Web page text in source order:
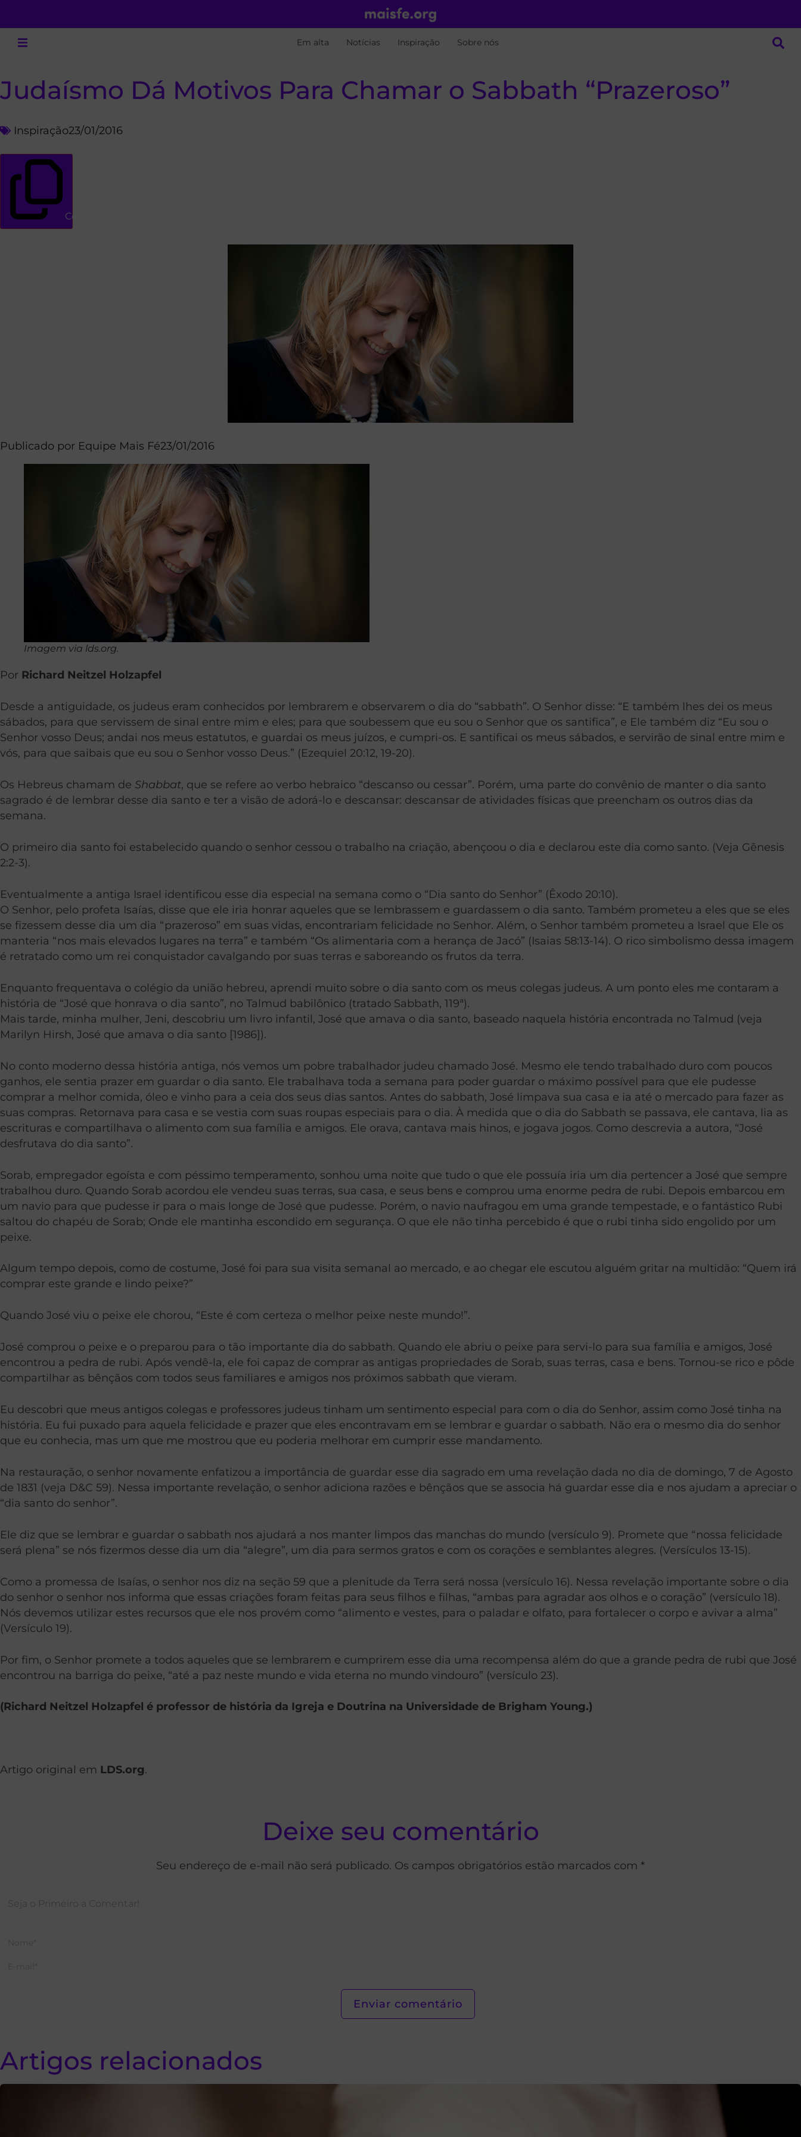
Em alta Notícias Inspiração Sobre nós
Judaísmo Dá Motivos Para Chamar o Sabbath “Prazeroso”
Inspiração23/01/2016
Copiar link
Publicado por Equipe Mais Fé23/01/2016
Imagem via lds.org.
Por Richard Neitzel Holzapfel
Desde a antiguidade, os judeus eram conhecidos por lembrarem e observarem o dia do “sabbath”. O Senhor disse: “E também lhes dei os meus
sábados, para que servissem de sinal entre mim e eles; para que soubessem que eu sou o Senhor que os santifica”, e Ele também diz “Eu sou o
Senhor vosso Deus; andai nos meus estatutos, e guardai os meus juízos, e cumpri-os. E santificai os meus sábados, e servirão de sinal entre mim e
vós, para que saibais que eu sou o Senhor vosso Deus.” (Ezequiel 20:12, 19-20).
Os Hebreus chamam de Shabbat, que se refere ao verbo hebraico “descanso ou cessar”. Porém, uma parte do convênio de manter o dia santo
sagrado é de lembrar desse dia santo e ter a visão de adorá-lo e descansar: descansar de atividades físicas que preencham os outros dias da
semana.
O primeiro dia santo foi estabelecido quando o senhor cessou o trabalho na criação, abençoou o dia e declarou este dia como santo. (Veja Gênesis
2:2-3).
Eventualmente a antiga Israel identificou esse dia especial na semana como o “Dia santo do Senhor” (Êxodo 20:10).
O Senhor, pelo profeta Isaías, disse que ele iria honrar aqueles que se lembrassem e guardassem o dia santo. Também prometeu a eles que se eles
se fizessem desse dia um dia “prazeroso” em suas vidas, encontrariam felicidade no Senhor. Além, o Senhor também prometeu a Israel que Ele os
manteria “nos mais elevados lugares na terra” e também “Os alimentaria com a herança de Jacó” (Isaias 58:13-14). O rico simbolismo dessa imagem
é retratado como um rei conquistador cavalgando por suas terras e saboreando os frutos da terra.
Enquanto frequentava o colégio da união hebreu, aprendi muito sobre o dia santo com os meus colegas judeus. A um ponto eles me contaram a
história de “José que honrava o dia santo”, no Talmud babilônico (tratado Sabbath, 119ª).
Mais tarde, minha mulher, Jeni, descobriu um livro infantil, José que amava o dia santo, baseado naquela história encontrada no Talmud (veja
Marilyn Hirsh, José que amava o dia santo [1986]).
No conto moderno dessa história antiga, nós vemos um pobre trabalhador judeu chamado José. Mesmo ele tendo trabalhado duro com poucos
ganhos, ele sentia prazer em guardar o dia santo. Ele trabalhava toda a semana para poder guardar o máximo possível para que ele pudesse
comprar a melhor comida, óleo e vinho para a ceia dos seus dias santos. Antes do sabbath, José limpava sua casa e ia até o mercado para fazer as
suas compras. Retornava para casa e se vestia com suas roupas especiais para o dia. À medida que o dia do Sabbath se passava, ele cantava, lia as
escrituras e compartilhava o alimento com sua família e amigos. Ele orava, cantava mais hinos, e jogava jogos. Como descrevia a autora, “José
desfrutava do dia santo”.
Sorab, empregador egoísta e com péssimo temperamento, sonhou uma noite que tudo o que ele possuía iria um dia pertencer a José que sempre
trabalhou duro. Quando Sorab acordou ele vendeu suas terras, sua casa, e seus bens e comprou uma enorme pedra de rubi. Depois embarcou em
um navio para que pudesse ir para o mais longe de José que pudesse. Porém, o navio naufragou em uma grande tempestade, e o fantástico Rubi
saltou do chapéu de Sorab; Onde ele mantinha escondido em segurança. O que ele não tinha percebido é que o rubi tinha sido engolido por um
peixe.
Algum tempo depois, como de costume, José foi para sua visita semanal ao mercado, e ao chegar ele escutou alguém gritar na multidão: “Quem irá
comprar este grande e lindo peixe?”
Quando José viu o peixe ele chorou, “Este é com certeza o melhor peixe neste mundo!”.
José comprou o peixe e o preparou para o tão importante dia do sabbath. Quando ele abriu o peixe para servi-lo para sua família e amigos, José
encontrou a pedra de rubi. Após vendê-la, ele foi capaz de comprar as antigas propriedades de Sorab, suas terras, casa e bens. Tornou-se rico e pôde
compartilhar as bênçãos com todos seus familiares e amigos nos próximos sabbath que vieram.
Eu descobri que meus antigos colegas e professores judeus tinham um sentimento especial para com o dia do Senhor, assim como José tinha na
história. Eu fui puxado para aquela felicidade e prazer que eles encontravam em se lembrar e guardar o sabbath. Não era o mesmo dia do senhor
que eu conhecia, mas um que me mostrou que eu poderia melhorar em cumprir esse mandamento.
Na restauração, o senhor novamente enfatizou a importância de guardar esse dia sagrado em uma revelação dada no dia de domingo, 7 de Agosto
de 1831 (veja D&C 59). Nessa importante revelação, o senhor adiciona razões e bênçãos que se associa há guardar esse dia e nos ajudam a apreciar o
“dia santo do senhor”.
Ele diz que se lembrar e guardar o sabbath nos ajudará a nos manter limpos das manchas do mundo (versículo 9). Promete que “nossa felicidade
será plena” se nós fizermos desse dia um dia “alegre”, um dia para sermos gratos e com os corações e semblantes alegres. (Versículos 13-15).
Como a promessa de Isaías, o senhor nos diz na seção 59 que a plenitude da Terra será nossa (versículo 16). Nessa revelação importante sobre o dia
do senhor o senhor nos informa que essas criações foram feitas para seus filhos e filhas, “ambas para agradar aos olhos e o coração” (versículo 18).
Nós devemos utilizar estes recursos que ele nos provém como “alimento e vestes, para o paladar e olfato, para fortalecer o corpo e avivar a alma”
(Versículo 19).
Por fim, o Senhor promete a todos aqueles que se lembrarem e cumprirem esse dia uma recompensa além do que a grande pedra de rubi que José
encontrou na barriga do peixe, “até a paz neste mundo e vida eterna no mundo vindouro” (versículo 23).
(Richard Neitzel Holzapfel é professor de história da Igreja e Doutrina na Universidade de Brigham Young.)
Artigo original em LDS.org.
Deixe seu comentário
Seu endereço de e-mail não será publicado. Os campos obrigatórios estão marcados com *
Artigos relacionados